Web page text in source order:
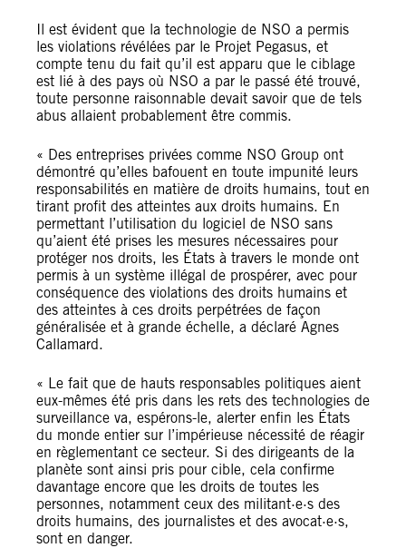
Il est évident que la technologie de NSO a permis
les violations révélées par le Projet Pegasus, et
compte tenu du fait qu’il est apparu que le ciblage
est lié à des pays où NSO a par le passé été trouvé,
toute personne raisonnable devait savoir que de tels
abus allaient probablement être commis.
« Des entreprises privées comme NSO Group ont
démontré qu’elles bafouent en toute impunité leurs
responsabilités en matière de droits humains, tout en
tirant profit des atteintes aux droits humains. En
permettant l’utilisation du logiciel de NSO sans
qu’aient été prises les mesures nécessaires pour
protéger nos droits, les États à travers le monde ont
permis à un système illégal de prospérer, avec pour
conséquence des violations des droits humains et
des atteintes à ces droits perpétrées de façon
généralisée et à grande échelle, a déclaré Agnes
Callamard.
« Le fait que de hauts responsables politiques aient
eux-mêmes été pris dans les rets des technologies de
surveillance va, espérons-le, alerter enfin les États
du monde entier sur l’impérieuse nécessité de réagir
en règlementant ce secteur. Si des dirigeants de la
planète sont ainsi pris pour cible, cela confirme
davantage encore que les droits de toutes les
personnes, notamment ceux des militant·e·s des
droits humains, des journalistes et des avocat·e·s,
sont en danger.